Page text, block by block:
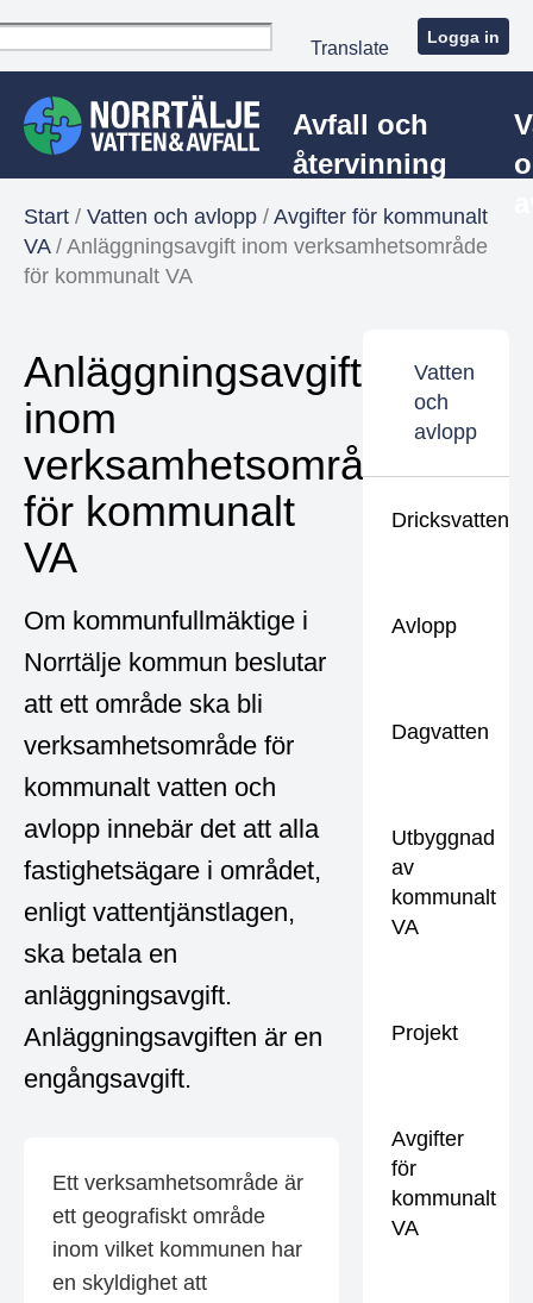
Translate
Logga in
Avfall och
återvinning
Start / Vatten och avlopp / Avgifter för kommunalt
VA/ Anläggningsavgift inom verksamhetsområde
för kommunalt VA
Anläggningsavgift
inom
verksamhetsområde
för kommunalt
VA
Om kommunfullmäktige i
Norrtälje kommun beslutar
att ett område ska bli
verksamhetsområde för
kommunalt vatten och
avlopp innebär det att alla
fastighetsägare i området,
enligt vattentjänstlagen,
ska betala en
anläggningsavgift.
Anläggningsavgiften är en
engångsavgift.
Ett verksamhetsområde är
ett geografiskt område
inom vilket kommunen har
en skyldighet att
Vatten
och
avlopp
Dricksvatten
Avlopp
Dagvatten
Utbyggnad
av
kommunalt
VA
Projekt
Avgifter
för
kommunalt
VA